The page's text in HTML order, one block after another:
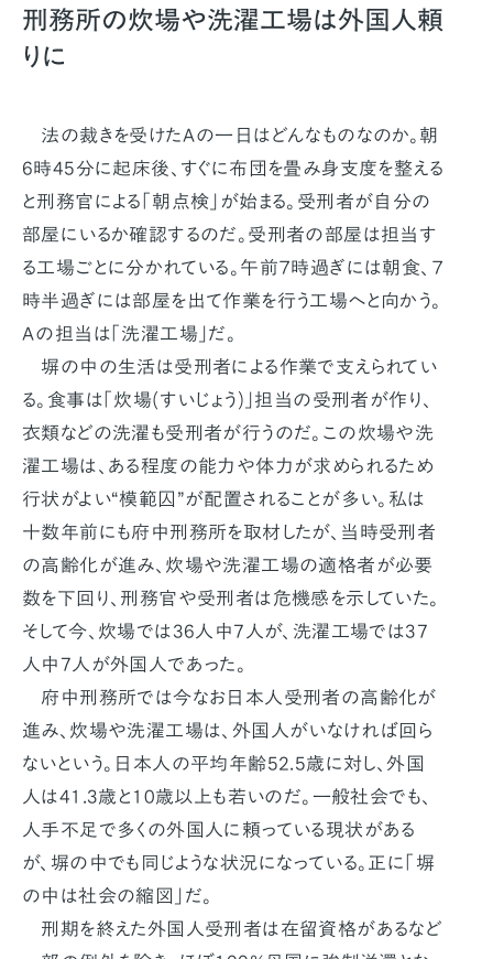
刑務所の炊場や洗濯工場は外国人頼
りに
法の裁きを受けたＡの一日はどんなものなのか。朝
6時45分に起床後、すぐに布団を畳み身支度を整える
と刑務官による「朝点検」が始まる。受刑者が自分の
部屋にいるか確認するのだ。受刑者の部屋は担当す
る工場ごとに分かれている。午前７時過ぎには朝食、７
時半過ぎには部屋を出て作業を行う工場へと向かう。
Ａの担当は「洗濯工場」だ。
塀の中の生活は受刑者による作業で支えられてい
る。食事は「炊場(すいじょう)」担当の受刑者が作り、
衣類などの洗濯も受刑者が行うのだ。この炊場や洗
濯工場は、ある程度の能力や体力が求められるため
行状がよい“模範囚”が配置されることが多い。私は
十数年前にも府中刑務所を取材したが、当時受刑者
の高齢化が進み、炊場や洗濯工場の適格者が必要
数を下回り、刑務官や受刑者は危機感を示していた。
そして今、炊場では36人中7人が、洗濯工場では37
人中7人が外国人であった。
府中刑務所では今なお日本人受刑者の高齢化が
進み、炊場や洗濯工場は、外国人がいなければ回ら
ないという。日本人の平均年齢52.5歳に対し、外国
人は41.3歳と10歳以上も若いのだ。一般社会でも、
人手不足で多くの外国人に頼っている現状がある
が、塀の中でも同じような状況になっている。正に「塀
の中は社会の縮図」だ。
刑期を終えた外国人受刑者は在留資格があるなど